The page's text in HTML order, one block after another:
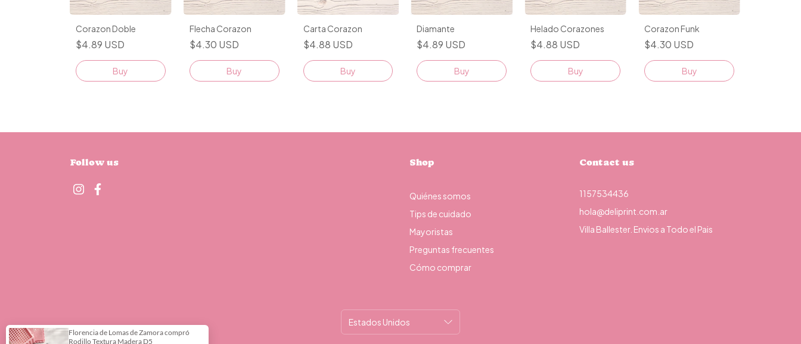
Corazon Doble
$4.89 USD
Buy
Flecha Corazon
$4.30 USD
Buy
Carta Corazon
$4.88 USD
Buy
Diamante
$4.89 USD
Buy
Helado Corazones
$4.88 USD
Buy
Corazon Funk
$4.30 USD
Buy
Follow us Shop
Quiénes somos
Tips de cuidado
Mayoristas
Preguntas frecuentes
Cómo comprar
Contact us
1157534436
hola@deliprint.com.ar
Villa Ballester. Envios a Todo el Pais